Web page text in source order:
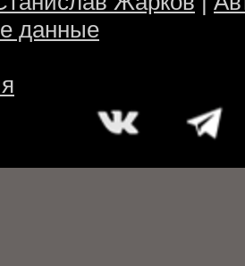
данные